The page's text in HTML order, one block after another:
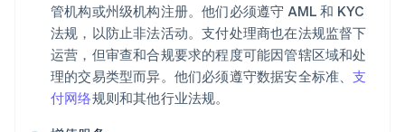
管机构或州级机构注册。他们必须遵守 AML 和 KYC
法规，以防止非法活动。支付处理商也在法规监督下
运营，但审查和合规要求的程度可能因管辖区域和处
理的交易类型而异。他们必须遵守数据安全标准、支
付网络规则和其他行业法规。